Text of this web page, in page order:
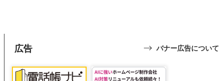
広告 バナー広告について